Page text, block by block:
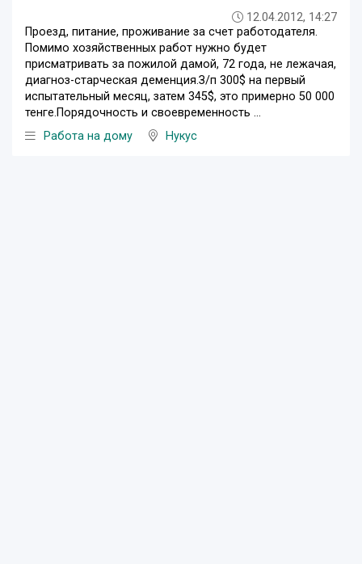
12.04.2012, 14:27
Проезд, питание, проживание за счет работодателя.
Помимо хозяйственных работ нужно будет
присматривать за пожилой дамой, 72 года, не лежачая,
диагноз-старческая деменция.З/п 300$ на первый
испытательный месяц, затем 345$, это примерно 50 000
тенге.Порядочность и своевременность ...
Работа на дому
Нукус